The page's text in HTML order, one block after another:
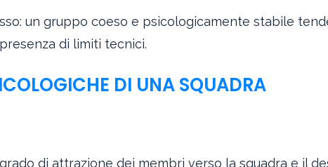
un gruppo coeso e psicologicamente stabile
di limiti tecnici.
DI UNA SQUADRA
di attrazione dei membri verso la squadra e il